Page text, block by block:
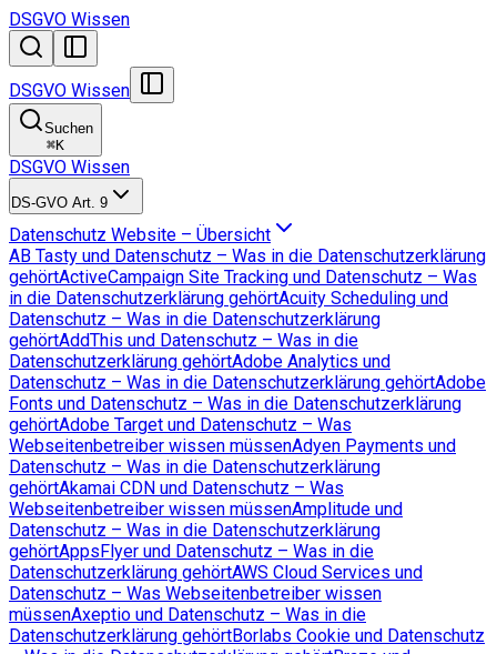
DSGVO Wissen
DSGVO Wissen
Suchen
⌘K
DSGVO Wissen
DS-GVO Art. 9
Datenschutz Website – Übersicht
AB Tasty und Datenschutz – Was in die Datenschutzerklärung
gehörtActiveCampaign Site Tracking und Datenschutz – Was
in die Datenschutzerklärung gehörtAcuity Scheduling und
Datenschutz – Was in die Datenschutzerklärung
gehörtAddThis und Datenschutz – Was in die
Datenschutzerklärung gehörtAdobe Analytics und
Datenschutz – Was in die Datenschutzerklärung gehörtAdobe
Fonts und Datenschutz – Was in die Datenschutzerklärung
gehörtAdobe Target und Datenschutz – Was
Webseitenbetreiber wissen müssenAdyen Payments und
Datenschutz – Was in die Datenschutzerklärung
gehörtAkamai CDN und Datenschutz – Was
Webseitenbetreiber wissen müssenAmplitude und
Datenschutz – Was in die Datenschutzerklärung
gehörtAppsFlyer und Datenschutz – Was in die
Datenschutzerklärung gehörtAWS Cloud Services und
Datenschutz – Was Webseitenbetreiber wissen
müssenAxeptio und Datenschutz – Was in die
Datenschutzerklärung gehörtBorlabs Cookie und Datenschutz